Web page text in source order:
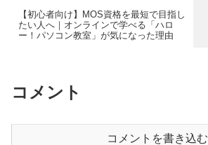
【初心者向け】MOS資格を最短で目指し
たい人へ｜オンラインで学べる「ハロ
ー！パソコン教室」が気になった理由
コメント
コメントを書き込む